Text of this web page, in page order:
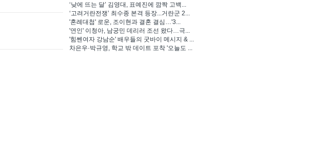
‘낮에 뜨는 달’ 김영대, 표예진에 깜짝 고백...
‘고려거란전쟁’ 최수종 본격 등장...거란군 2...
'혼례대첩' 로운, 조이현과 결혼 결심…'3...
'연인' 이청아, 남궁민 데리러 조선 왔다…극...
'힘쎈여자 강남순' 배우들의 굿바이 메시지 & ...
차은우·박규영, 학교 밖 데이트 포착 '오늘도 ...